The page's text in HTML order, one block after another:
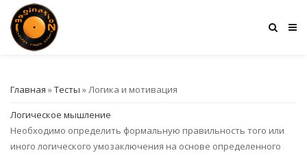
Главная »Тесты » Логика и мотивация
Логическое мышление
Необходимо определить формальную правильность того или
иного логического умозаключения на основе определенного